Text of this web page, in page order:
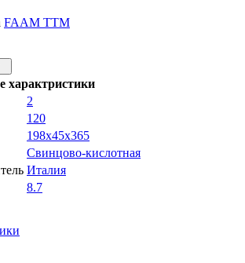
FAAM TTM
характристики
2
120
198x45x365
Свинцово-кислотная
Италия
8.7